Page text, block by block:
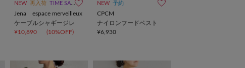
NEW 再入荷 TIME SALE
Jena espace merveilleux
ケーブルシャギージレ
¥10,890
(10%OFF)
NEW 予約
CPCM
ナイロンフードベスト
¥6,930